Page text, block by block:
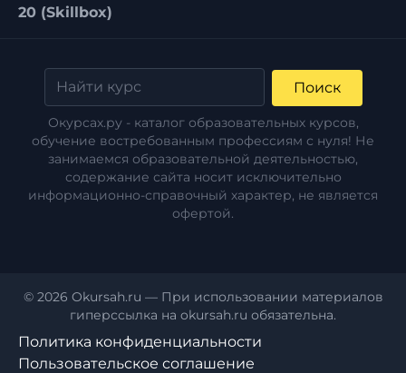
20 (Skillbox)
Поиск
Окурсах.ру - каталог образовательных курсов,
обучение востребованным профессиям с нуля! Не
занимаемся образовательной деятельностью,
содержание сайта носит исключительно
информационно-справочный характер, не является
офертой.
© 2026 Okursah.ru — При использовании материалов
гиперссылка на okursah.ru обязательна.
Политика конфиденциальности
Пользовательское соглашение